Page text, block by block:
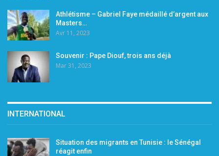
Athlétisme – Gabriel Faye médaillé d’argent aux
Masters…
Avr 11, 2023
Souvenir : Pape Diouf, trois ans déjà
Mar 31, 2023
INTERNATIONAL
Situation des migrants en Tunisie : le Sénégal
réagit enfin